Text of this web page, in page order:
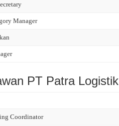
Manager
PT Patra Logistik
Coordinator